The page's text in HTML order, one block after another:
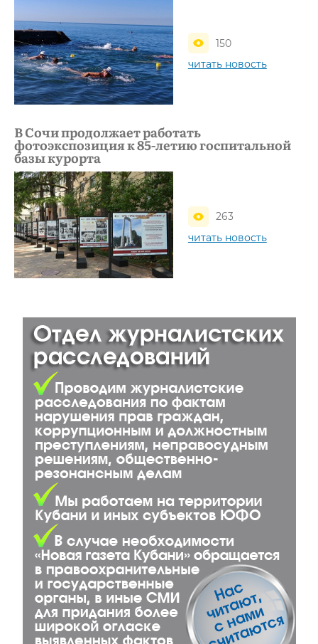
150
читать новость
В Сочи продолжает работать
фотоэкспозиция к 85-летию госпитальной
базы курорта
263
читать новость